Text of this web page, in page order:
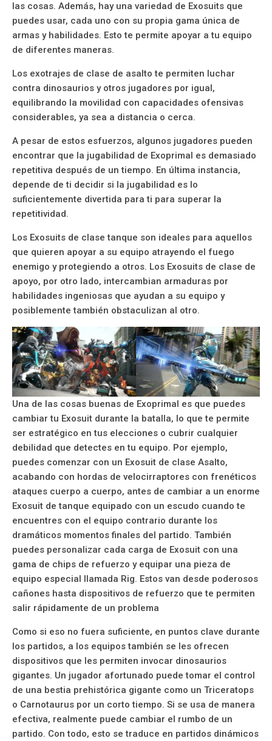
las cosas. Además, hay una variedad de Exosuits que
puedes usar, cada uno con su propia gama única de
armas y habilidades. Esto te permite apoyar a tu equipo
de diferentes maneras.
Los exotrajes de clase de asalto te permiten luchar
contra dinosaurios y otros jugadores por igual,
equilibrando la movilidad con capacidades ofensivas
considerables, ya sea a distancia o cerca.
A pesar de estos esfuerzos, algunos jugadores pueden
encontrar que la jugabilidad de Exoprimal es demasiado
repetitiva después de un tiempo. En última instancia,
depende de ti decidir si la jugabilidad es lo
suficientemente divertida para ti para superar la
repetitividad.
Los Exosuits de clase tanque son ideales para aquellos
que quieren apoyar a su equipo atrayendo el fuego
enemigo y protegiendo a otros. Los Exosuits de clase de
apoyo, por otro lado, intercambian armaduras por
habilidades ingeniosas que ayudan a su equipo y
posiblemente también obstaculizan al otro.
Una de las cosas buenas de Exoprimal es que puedes
cambiar tu Exosuit durante la batalla, lo que te permite
ser estratégico en tus elecciones o cubrir cualquier
debilidad que detectes en tu equipo. Por ejemplo,
puedes comenzar con un Exosuit de clase Asalto,
acabando con hordas de velocirraptores con frenéticos
ataques cuerpo a cuerpo, antes de cambiar a un enorme
Exosuit de tanque equipado con un escudo cuando te
encuentres con el equipo contrario durante los
dramáticos momentos finales del partido. También
puedes personalizar cada carga de Exosuit con una
gama de chips de refuerzo y equipar una pieza de
equipo especial llamada Rig. Estos van desde poderosos
cañones hasta dispositivos de refuerzo que te permiten
salir rápidamente de un problema
Como si eso no fuera suficiente, en puntos clave durante
los partidos, a los equipos también se les ofrecen
dispositivos que les permiten invocar dinosaurios
gigantes. Un jugador afortunado puede tomar el control
de una bestia prehistórica gigante como un Triceratops
o Carnotaurus por un corto tiempo. Si se usa de manera
efectiva, realmente puede cambiar el rumbo de un
partido. Con todo, esto se traduce en partidos dinámicos